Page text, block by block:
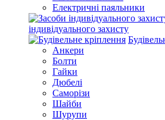
Електричні паяльники
індивідуального захисту
Анкери
Болти
Гайки
Дюбелі
Саморізи
Шайби
Шурупи